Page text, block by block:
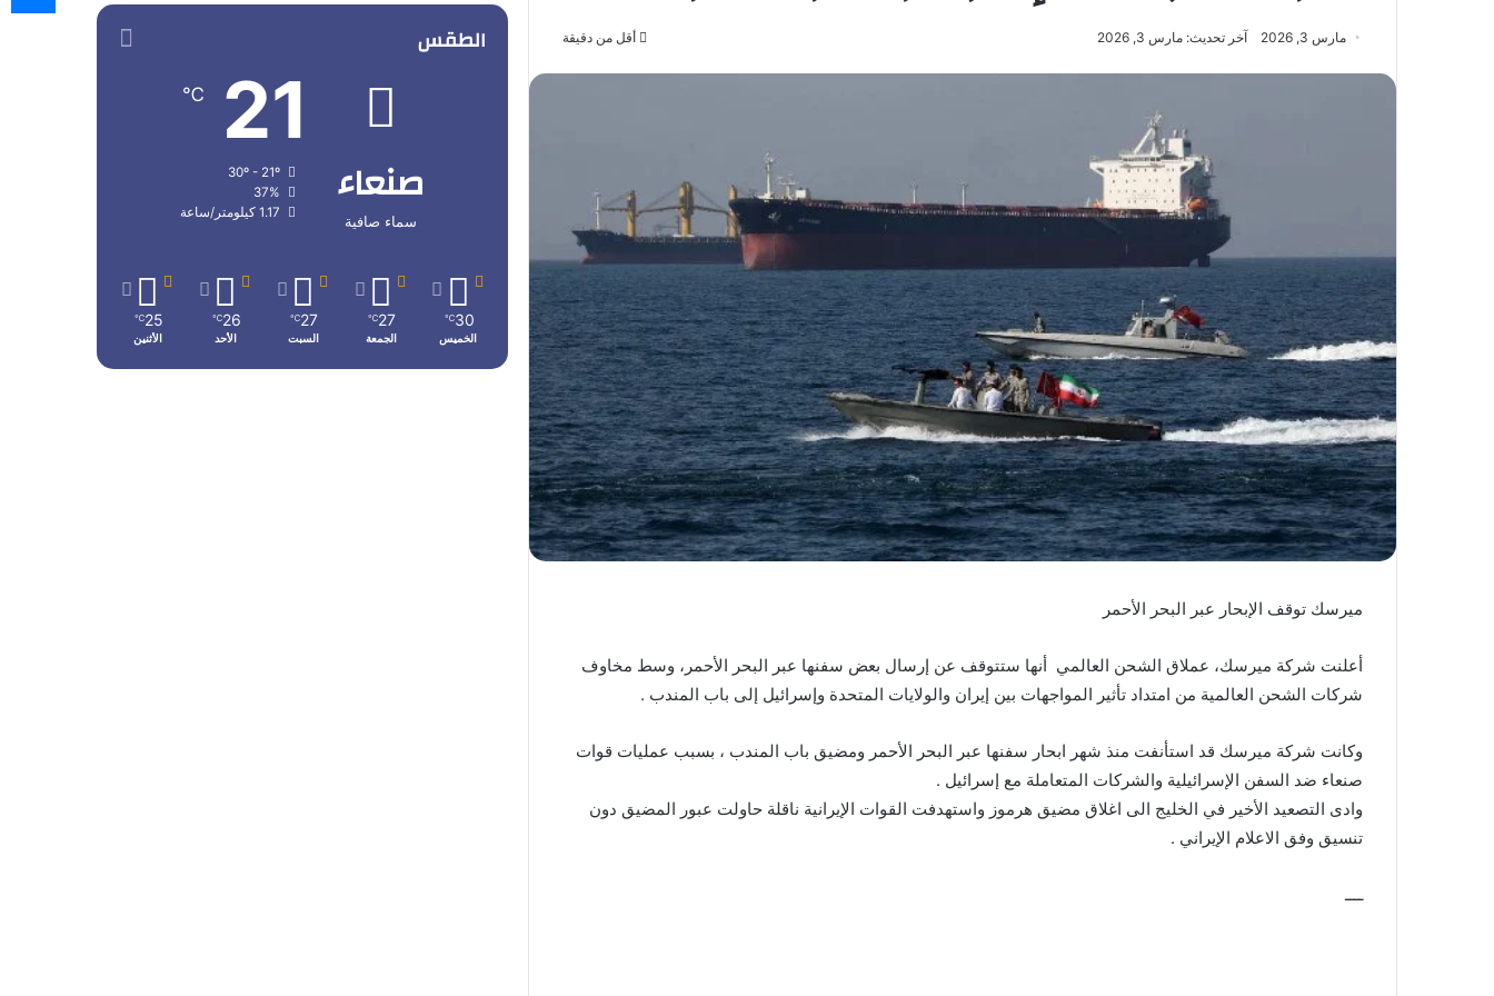
مارس 3, 2026 آخر تحديث: مارس 3, 2026 أقل من دقيقة
ميرسك توقف الإبحار عبر البحر الأحمر
أعلنت شركة ميرسك، عملاق الشحن العالمي أنها ستتوقف عن إرسال بعض سفنها عبر البحر الأحمر، وسط مخاوف
شركات الشحن العالمية من امتداد تأثير المواجهات بين إيران والولايات المتحدة وإسرائيل إلى باب المندب .
وكانت شركة ميرسك قد استأنفت منذ شهر ابحار سفنها عبر البحر الأحمر ومضيق باب المندب ، بسبب عمليات قوات
صنعاء ضد السفن الإسرائيلية والشركات المتعاملة مع إسرائيل .
وادى التصعيد الأخير في الخليج الى اغلاق مضيق هرموز واستهدفت القوات الإيرانية ناقلة حاولت عبور المضيق دون
تنسيق وفق الاعلام الإيراني .
ــــ
الطقس
صنعاء
سماء صافية
21
℃
30º - 21º
37%
1.17 كيلومتر/ساعة
30
℃
الخميس
27
℃
الجمعة
27
℃
السبت
26
℃
الأحد
25
℃
الأثنين